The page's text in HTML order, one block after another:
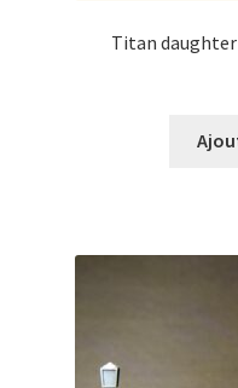
Titan daughter